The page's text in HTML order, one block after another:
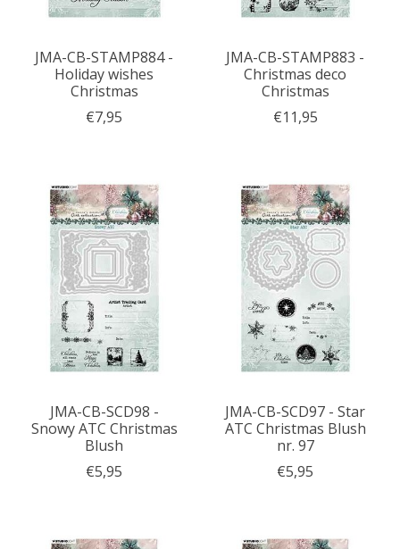
JMA-CB-STAMP884 -
Holiday wishes
Christmas
€7,95
JMA-CB-STAMP883 -
Christmas deco
Christmas
€11,95
JMA-CB-SCD98 -
Snowy ATC Christmas
Blush
€5,95
JMA-CB-SCD97 - Star
ATC Christmas Blush
nr. 97
€5,95